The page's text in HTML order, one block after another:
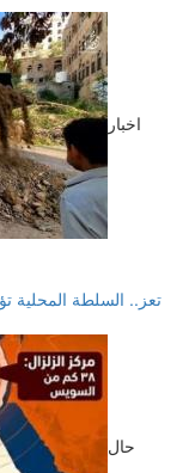
اخبار
تعز.. السلطة المحلية
حال